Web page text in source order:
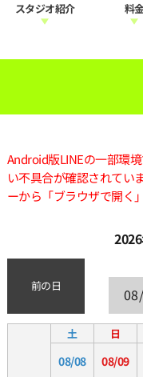
スタジオ紹介 料
Android版LINEの一部環
い不具合が確認されてい
ーから「ブラウザで開く
前の日
土
08/08
日
08/09